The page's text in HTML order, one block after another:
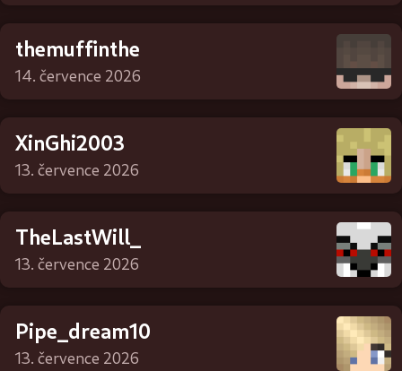
themuffinthe
14. července 2026
XinGhi2003
13. července 2026
TheLastWill_
13. července 2026
Pipe_dream10
13. července 2026